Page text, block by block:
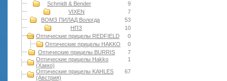
9
Schmidt & Bender
7
VIXEN
53
ВОМЗ ПИЛАД Вологда
10
НПЗ
0
Оптические прицелы REDFIELD
0
Оптические прицелы HAKKO
7
Оптические прицелы BURRIS
1
Оптические прицелы Hakko
(Хакко)
67
Оптические прицелы KAHLES
(Австрия)